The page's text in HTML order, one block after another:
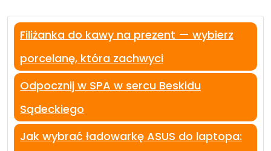
Filiżanka do kawy na prezent — wybierz
porcelanę, która zachwyci
Odpocznij w SPA w sercu Beskidu
Sądeckiego
Jak wybrać ładowarkę ASUS do laptopa: